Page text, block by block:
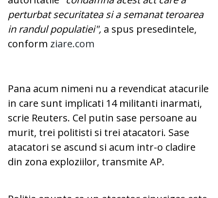
perturbat securitatea si a semanat teroarea
in randul populatiei", a spus presedintele,
conform ziare.com
Pana acum nimeni nu a revendicat atacurile
in care sunt implicati 14 militanti inarmati,
scrie Reuters. Cel putin sase persoane au
murit, trei politisti si trei atacatori. Sase
atacatori se ascund si acum intr-o cladire
din zona exploziilor, transmite AP.